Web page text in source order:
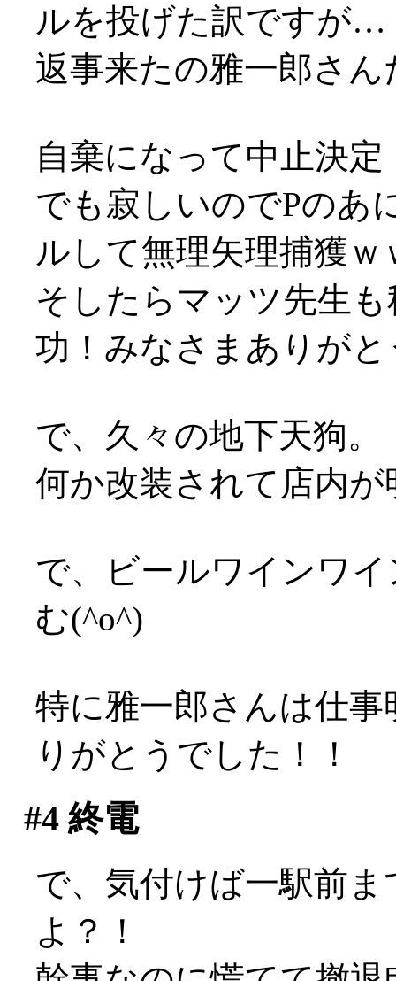
ルを投げた訳ですが…
返事来たの雅一郎さん
自棄になって中止決定
でも寂しいのでPのあ
ルして無理矢理捕獲ｗ
そしたらマッツ先生
功！みなさまありが
で、久々の地下天狗。
何か改装されて店内
で、ビールワインワ
む(^o^)
特に雅一郎さんは仕
りがとうでした！！
#4終電
で、気付けば一駅前
よ？！